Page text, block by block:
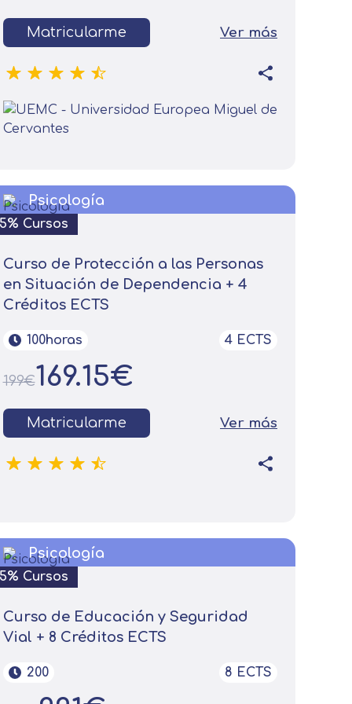
Matricularme Ver más
Psicología
Cursos
Curso de Protección a las Personas
en Situación de Dependencia + 4
Créditos ECTS
100horas 4 ECTS
199€169.15€
Matricularme Ver más
Psicología
Cursos
Curso de Educación y Seguridad
Vial + 8 Créditos ECTS
200 8 ECTS
tus preferencias, mediante el
asegurarle el correcto